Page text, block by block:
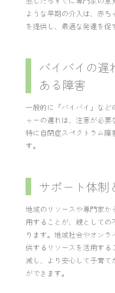
ような早期の介入は、赤
を提供し、最適な発達を促
バイバイの遅
ある障害
一般的に「バイバイ」な
ャーの遅れは、注意が必要
特に自閉症スペクトラム障
す。
サポート体制
地域のリソースや専門家か
用することが、親としての
ります。地域社会やオン
供するリソースを活用す
減し、より安心して子育て
ができます。